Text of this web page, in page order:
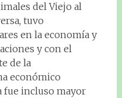
del Viejo al
tuvo
en la economía y
y con el
de la
económico
fue incluso mayor